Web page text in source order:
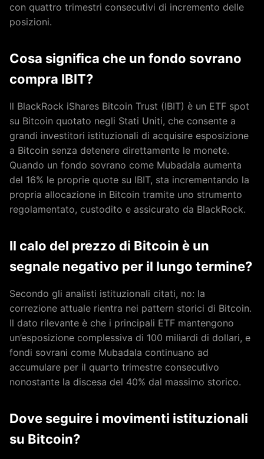
con quattro trimestri consecutivi di incremento delle
posizioni.
Cosa significa che un fondo sovrano
compra IBIT?
Il BlackRock iShares Bitcoin Trust (IBIT) è un ETF spot
su Bitcoin quotato negli Stati Uniti, che consente a
grandi investitori istituzionali di acquisire esposizione
a Bitcoin senza detenere direttamente le monete.
Quando un fondo sovrano come Mubadala aumenta
del 16% le proprie quote su IBIT, sta incrementando la
propria allocazione in Bitcoin tramite uno strumento
regolamentato, custodito e assicurato da BlackRock.
Il calo del prezzo di Bitcoin è un
segnale negativo per il lungo termine?
Secondo gli analisti istituzionali citati, no: la
correzione attuale rientra nei pattern storici di Bitcoin.
Il dato rilevante è che i principali ETF mantengono
un’esposizione complessiva di 100 miliardi di dollari, e
fondi sovrani come Mubadala continuano ad
accumulare per il quarto trimestre consecutivo
nonostante la discesa del 40% dal massimo storico.
Dove seguire i movimenti istituzionali
su Bitcoin?